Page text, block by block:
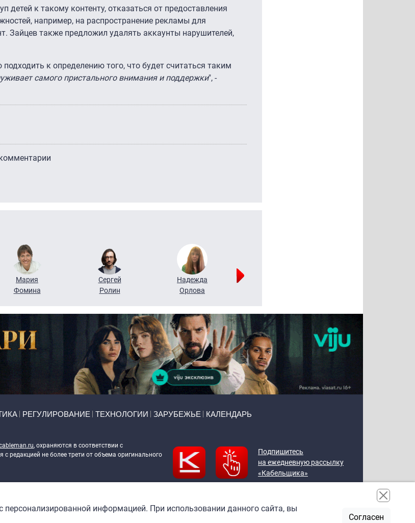
детей к такому контенту, отказаться от предоставления
например, на распространение рекламы для
Зайцев также предложил удалять аккаунты нарушителей,
к определению того, что будет считаться таким
самого пристального внимания и поддержки", -
Мария
Фомина
Сергей
Ролин
Надежда
Орлова
РЕГУЛИРОВАНИЕ ТЕХНОЛОГИИ ЗАРУБЕЖЬЕ КАЛЕНДАРЬ
, охраняются в соответствии с
редакцией не более трети от объема оригинального
Подпишитесь
на ежедневную рассылку
«Кабельщика»
информацией. При использовании данного сайта, вы
Согласен